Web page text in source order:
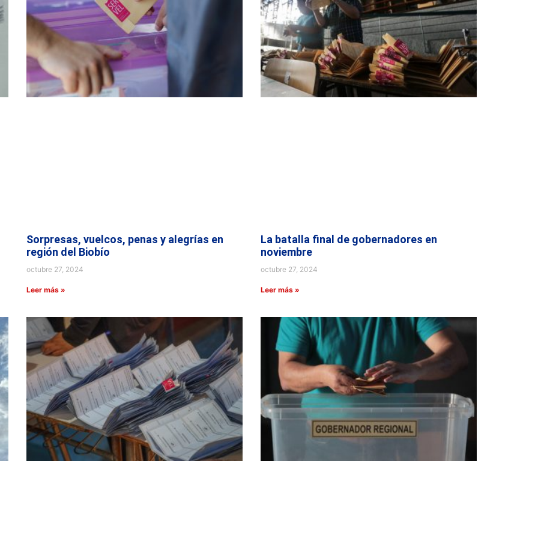
Sorpresas, vuelcos, penas y alegrías en
región del Biobío
octubre 27, 2024
Leer más »
La batalla final de gobernadores en
noviembre
octubre 27, 2024
Leer más »